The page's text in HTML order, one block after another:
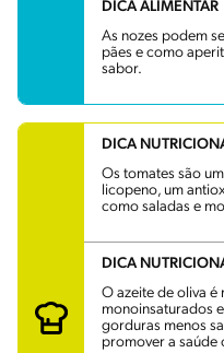
DICA ALIMENTAR
As nozes podem
pães e como
sabor.
DICA
Os tomates são
licopeno, um
como saladas e
DICA
O azeite de oliva
monoinsaturados
gorduras menos
promover a saúde